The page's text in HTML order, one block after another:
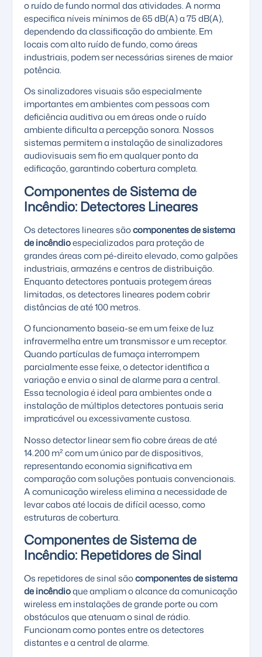
o ruído de fundo normal das atividades. A norma
especifica níveis mínimos de 65 dB(A) a 75 dB(A),
dependendo da classificação do ambiente. Em
locais com alto ruído de fundo, como áreas
industriais, podem ser necessárias sirenes de maior
potência.
Os sinalizadores visuais são especialmente
importantes em ambientes com pessoas com
deficiência auditiva ou em áreas onde o ruído
ambiente dificulta a percepção sonora. Nossos
sistemas permitem a instalação de sinalizadores
audiovisuais sem fio em qualquer ponto da
edificação, garantindo cobertura completa.
Componentes de Sistema de
Incêndio: Detectores Lineares
Os detectores lineares sãocomponentes de sistema
de incêndioespecializados para proteção de
grandes áreas com pé-direito elevado, como galpões
industriais, armazéns e centros de distribuição.
Enquanto detectores pontuais protegem áreas
limitadas, os detectores lineares podem cobrir
distâncias de até 100 metros.
O funcionamento baseia-se em um feixe de luz
infravermelha entre um transmissor e um receptor.
Quando partículas de fumaça interrompem
parcialmente esse feixe, o detector identifica a
variação e envia o sinal de alarme para a central.
Essa tecnologia é ideal para ambientes onde a
instalação de múltiplos detectores pontuais seria
impraticável ou excessivamente custosa.
Nosso detector linear sem fio cobre áreas de até
14.200 m² com um único par de dispositivos,
representando economia significativa em
comparação com soluções pontuais convencionais.
A comunicação wireless elimina a necessidade de
levar cabos até locais de difícil acesso, como
estruturas de cobertura.
Componentes de Sistema de
Incêndio: Repetidores de Sinal
Os repetidores de sinal sãocomponentes de sistema
de incêndioque ampliam o alcance da comunicação
wireless em instalações de grande porte ou com
obstáculos que atenuam o sinal de rádio.
Funcionam como pontes entre os detectores
distantes e a central de alarme.